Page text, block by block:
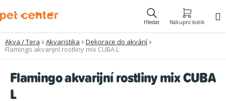
na
Hledat Nákupní košík
Akva / Tera Akvaristika
Dekorace do akvárií
Flamingo akvarijní rostliny mix CUBA L
Flamingo akvarijní rostliny mix CUBA
L